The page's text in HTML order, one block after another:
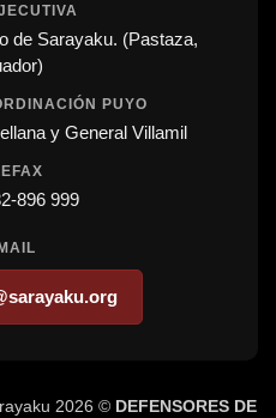
de Sarayaku. (Pastaza,
PUYO
y General Villamil
896 999
2026 © DEFENSORES DE